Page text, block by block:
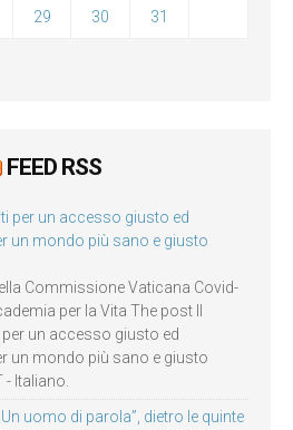
29 30 31
FEED RSS
per un accesso giusto ed
un mondo più sano e giusto
Commissione Vaticana Covid-
per la Vita The post Il
un accesso giusto ed
un mondo più sano e giusto
Italiano.
Un uomo di parola”, dietro le quinte